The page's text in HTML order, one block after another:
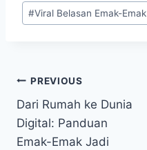
#Viral Belasan Emak-Emak
Post
navigation
PREVIOUS
Dari Rumah ke Dunia
Digital: Panduan
Emak-Emak Jadi